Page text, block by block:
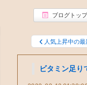
ブログトップ
人気上昇中の
ビタミン足り